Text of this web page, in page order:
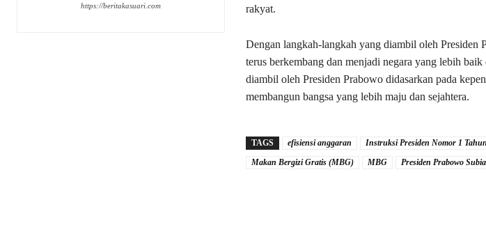
https://beritakasuari.com
rakyat.
Dengan langkah-langkah yang diambil oleh Presiden
terus berkembang dan menjadi negara yang lebih
diambil oleh Presiden Prabowo didasarkan pada
membangun bangsa yang lebih maju dan sejahtera.
TAGS efisiensi anggaran Instruksi Presiden Nomor 1
Makan Bergizi Gratis (MBG)
MBG Presiden Prabowo